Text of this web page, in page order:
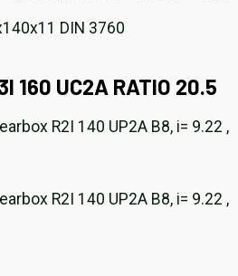
DIN 3760
160 UC2A RATIO 20.5
R2I 140 UP2A B8, i= 9.22 ,
R2I 140 UP2A B8, i= 9.22 ,